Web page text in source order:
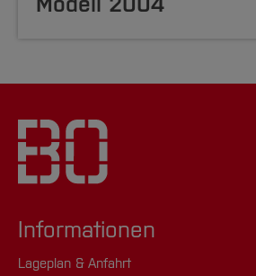
Informationen
Lageplan & Anfahrt